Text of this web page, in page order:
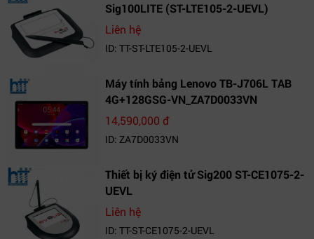
Sig100LITE (ST-LTE105-2-UEVL)
Liên hệ
ID: TT-ST-LTE105-2-UEVL
Máy tính bảng Lenovo TB-J706L TAB
4G+128GSG-VN_ZA7D0033VN
14,590,000 đ
ID: ZA7D0033VN
Thiết bị ký điện tử Sig200 ST-CE1075-2-
UEVL
Liên hệ
ID: TT-ST-CE1075-2-UEVL